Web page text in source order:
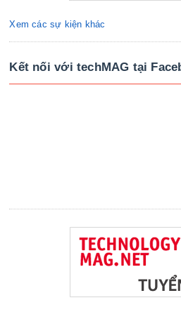
Xem các sự kiện khác
Kết nối với techMAG tại